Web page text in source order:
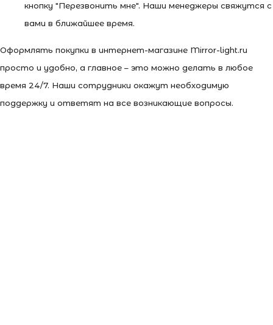
кнопку "Перезвонить мне". Наши менеджеры свяжутся с
вами в ближайшее время.
Оформлять покупки в интернет-магазине Mirror-light.ru
просто и удобно, а главное – это можно делать в любое
время 24/7. Наши сотрудники окажут необходимую
поддержку и ответят на все возникающие вопросы.